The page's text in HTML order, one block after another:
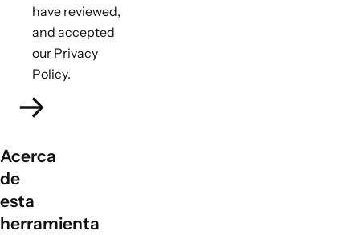
have reviewed,
and accepted
our Privacy
Policy.
Acerca
de
esta
herramienta